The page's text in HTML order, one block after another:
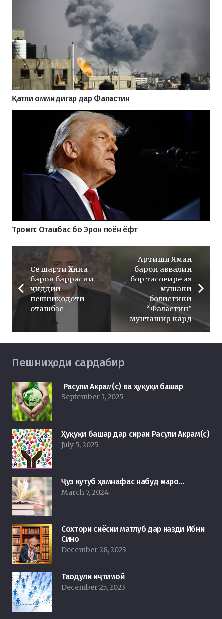
Қатли омми дигар дар Фаластин
Тромп: Оташбас бо Эрон поён ёфт
Се шарти Ҳаниа
барои баррасии
ҷиддии
пешниҳодоти
оташбас
Артиши Яман
барои аввалин
бор тасовире аз
мушаки
болистики
“Фаластин”
мунташир кард
Пешниҳоди сардабир
Расули Акрам(с) ва ҳуқуқи башар
September 1, 2025
Ҳуқуқи башар дар сираи Расули Акрам(с)
July 5, 2025
Ҷуз кутуб ҳамнафас набуд маро…
March 7, 2024
Сохтори сиёсии матлуб дар назди Ибни
Сино
December 28, 2023
Таодули иҷтимоӣ
December 25, 2023